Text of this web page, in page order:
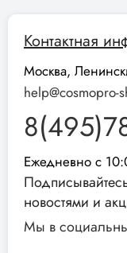
Контактная
Москва,
help@cosmopro-
Ежедневно с
новостями и
Мы в